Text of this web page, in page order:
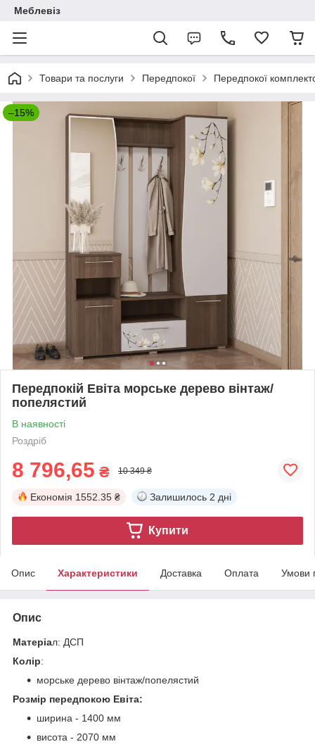
Меблевіз
Товари та послуги Передпокої Передпокої
–15%
Передпокій Евіта морське дерево вінтаж/
попелястий
В наявності
Роздріб
8 796,65 ₴ 10 349 ₴
Економія 1552.35 ₴ Залишилось 2 дні
Купити
Опис Характеристики Доставка Оплата Умови
Опис
Матеріал: ДСП
Колір:
морське дерево вінтаж/попелястий
Розмір передпокою Евіта:
ширина - 1400 мм
висота - 2070 мм